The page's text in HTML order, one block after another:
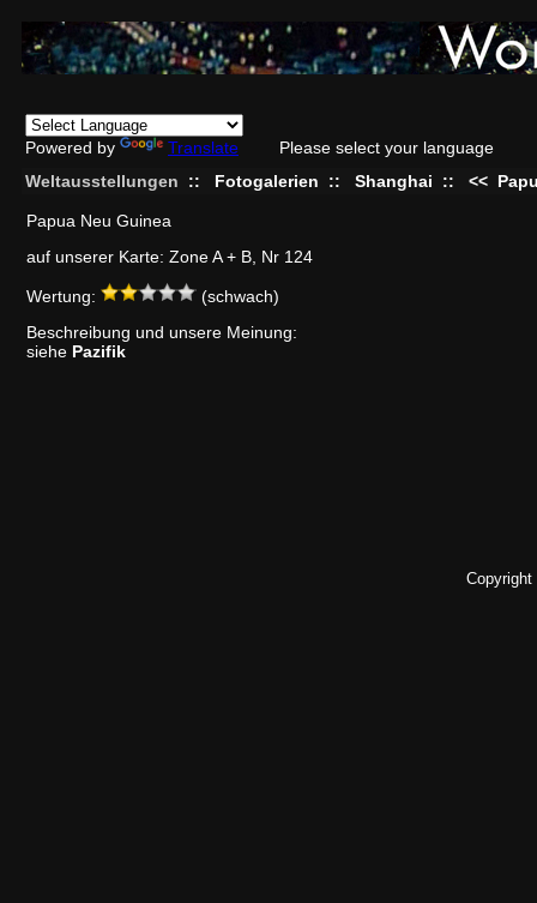
Powered by Translate
Please select your language
Weltausstellungen
:: Fotogalerien :: Shanghai :: <<
Papua Neu Guinea
auf unserer Karte: Zone A + B, Nr 124
Wertung:
(schwach)
Beschreibung und unsere Meinung:
siehe Pazifik